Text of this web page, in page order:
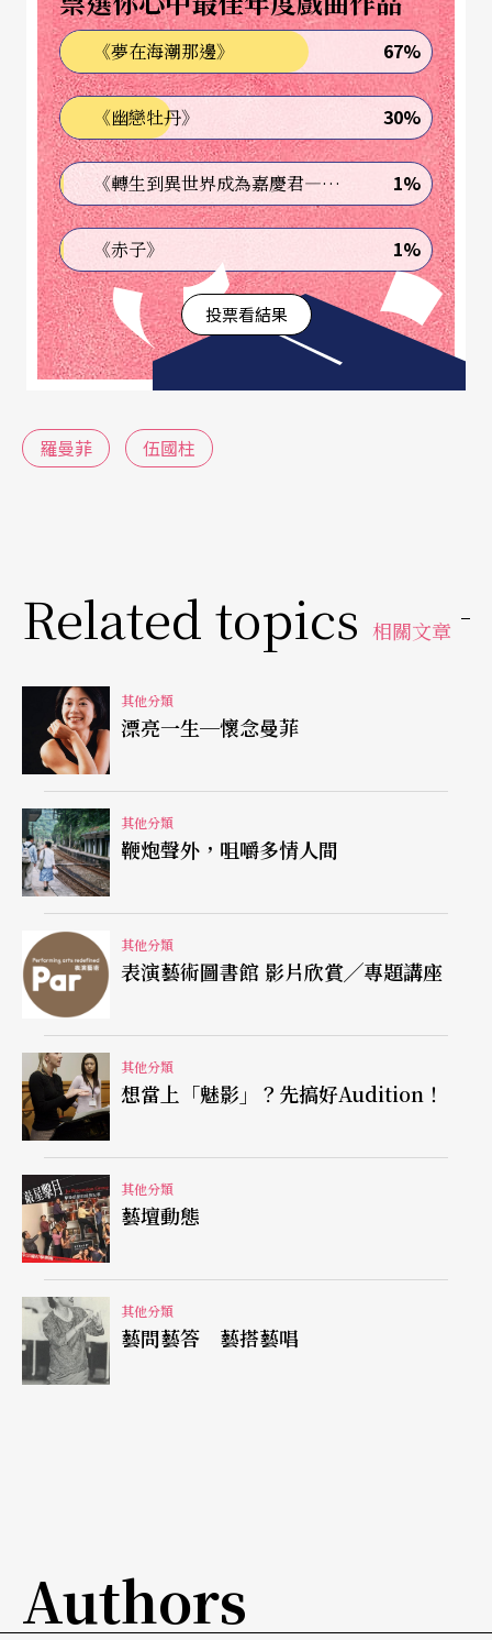
於，他對家庭傳統採取廣義解釋，從大師出身的聖
彼得堡俄國皇家芭蕾學校，到他之後任教多年的紐
約美國芭蕾學校，直到他一手打造的紐約市立芭蕾
舞團，幾乎一網打盡了所有巴蘭欽的私淑和及門弟
子，以及猶健在的早年同門師兄弟、師姊妹。
二
短短兩個多月裡，雲門舞集2客座編舞家伍國柱、總
監羅曼菲相繼病逝關渡的和信癌症醫院，也因此離
的現代舞大家庭。
年，莎士比亞課上的高材生，接著在系上馬汀尼老
師執導的學期製作《亨利四世》中，演出莎翁有名
的福斯塔夫一角，十多年來，對我及（我後來的妻
子）馬汀尼而言，可謂誼同師友，情同家人。天可
憐見，柱子得年三十六歲，曼菲五十一歲，都算英
才早逝；如果允許我在此挪用詩人楊牧——曼菲和
我大學時代共同的莎劇老師——的句子，他們的相
偕逝去，恰如「一場華麗而悲傷的歌劇，因雨取
消」。
三月底，雲門完成曼菲的遺願，根據她生前擬定的
賓客名單，在八里排練場辦了一場告別派對。曼菲
的親人、好友、學生都到了，飲酒、唱歌、跳舞，
在她生前燦爛耀眼的舞蹈形象底下，回憶他們心中
的曼菲，既是一種告別儀式，也是一種歡送的慶
典，celebrating her memory。一眼望去，派對的
前場與後場盡是曼菲和老林（林懷民）的學生，當
然還有曼菲的同門師姊妹，而前方台上更是曼菲學
生許芳宜、布拉瑞揚及其他年輕舞者的天地——他
們賣力跳著自己編的舞，用來懷念一個曾經朝夕相
班出身；然而，出於對逝者濃濃的懷念，我願意率
先在這裡寫出我的回憶。偏向文學、戲劇的個人背
《夢在海潮那邊》 67%
《幽戀牡丹》 30%
《轉生到異世界成為嘉慶君—發現我的祖先是詐騙集團!?》 1%
《赤子》 1%
投票看結果
羅曼菲 伍國柱
Related topics 相關文章
其他分類
漂亮一生─懷念曼菲
其他分類
鞭炮聲外，咀嚼多情人間
其他分類
表演藝術圖書館 影片欣賞╱專題講座
其他分類
想當上「魅影」？先搞好Audition！
其他分類
藝壇動態
其他分類
藝問藝答 藝搭藝唱
Authors